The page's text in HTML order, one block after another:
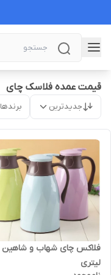
قیمت عمده فلاسک چای
جدیدترین برندها
لیتری